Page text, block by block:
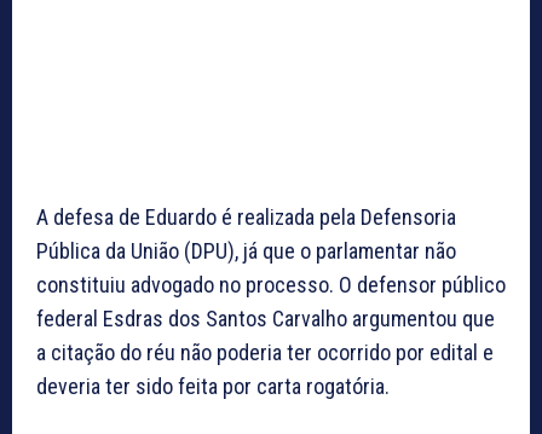
A defesa de Eduardo é realizada pela Defensoria
Pública da União (DPU), já que o parlamentar não
constituiu advogado no processo. O defensor público
federal Esdras dos Santos Carvalho argumentou que
a citação do réu não poderia ter ocorrido por edital e
deveria ter sido feita por carta rogatória.